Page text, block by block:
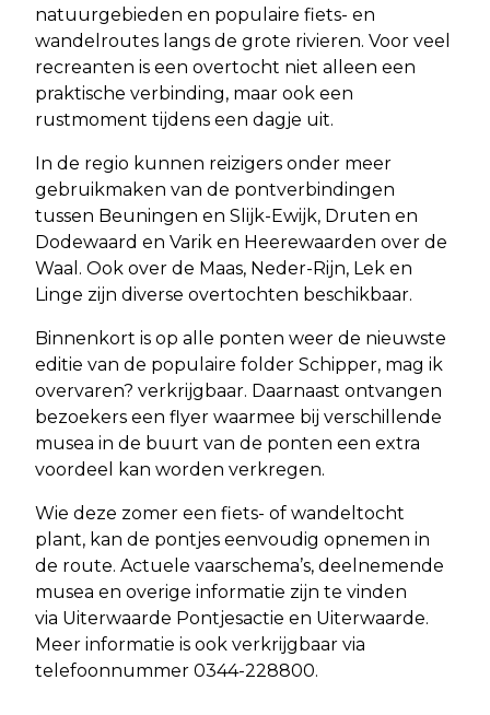
natuurgebieden en populaire fiets- en
wandelroutes langs de grote rivieren. Voor veel
recreanten is een overtocht niet alleen een
praktische verbinding, maar ook een
rustmoment tijdens een dagje uit.
In de regio kunnen reizigers onder meer
gebruikmaken van de pontverbindingen
tussen Beuningen en Slijk-Ewijk, Druten en
Dodewaard en Varik en Heerewaarden over de
Waal. Ook over de Maas, Neder-Rijn, Lek en
Linge zijn diverse overtochten beschikbaar.
Binnenkort is op alle ponten weer de nieuwste
editie van de populaire folder Schipper, mag ik
overvaren? verkrijgbaar. Daarnaast ontvangen
bezoekers een flyer waarmee bij verschillende
musea in de buurt van de ponten een extra
voordeel kan worden verkregen.
Wie deze zomer een fiets- of wandeltocht
plant, kan de pontjes eenvoudig opnemen in
de route. Actuele vaarschema’s, deelnemende
musea en overige informatie zijn te vinden
via Uiterwaarde Pontjesactie en Uiterwaarde.
Meer informatie is ook verkrijgbaar via
telefoonnummer 0344-228800.